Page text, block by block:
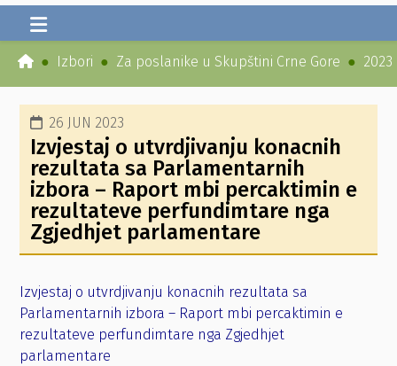
Izbori Za poslanike u Skupštini Crne Gore 2023
26 JUN 2023
Izvjestaj o utvrdjivanju konacnih
rezultata sa Parlamentarnih
izbora – Raport mbi percaktimin e
rezultateve perfundimtare nga
Zgjedhjet parlamentare
Izvjestaj o utvrdjivanju konacnih rezultata sa
Parlamentarnih izbora – Raport mbi percaktimin e
rezultateve perfundimtare nga Zgjedhjet
parlamentare